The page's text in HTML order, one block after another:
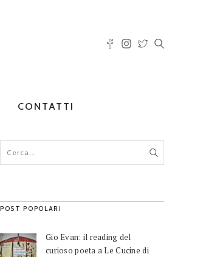
CONTATTI
POST POPOLARI
Gio Evan: il reading del
curioso poeta a Le Cucine di